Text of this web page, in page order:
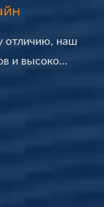
отличию, наш
и высоко...